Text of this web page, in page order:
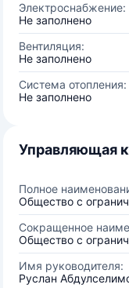
Электроснабжение:
Не заполнено
Вентиляция:
Не заполнено
Система отопления:
Не заполнено
Управляющая
Полное
Общество с
Сокращенное
Общество с
Имя руководителя:
Руслан